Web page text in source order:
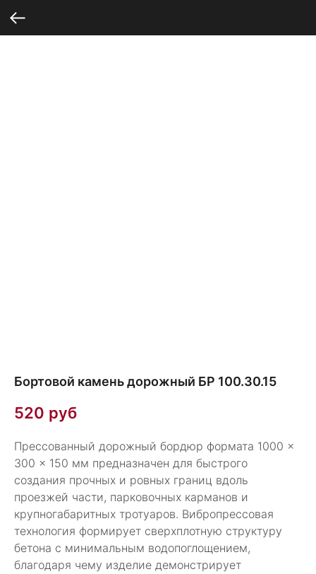
Бортовой камень дорожный БР 100.30.15
520 руб
Прессованный дорожный бордюр формата 1000 ×
300 × 150 мм предназначен для быстрого
создания прочных и ровных границ вдоль
проезжей части, парковочных карманов и
крупногабаритных тротуаров. Вибропрессовая
технология формирует сверхплотную структуру
бетона с минимальным водопоглощением,
благодаря чему изделие демонстрирует